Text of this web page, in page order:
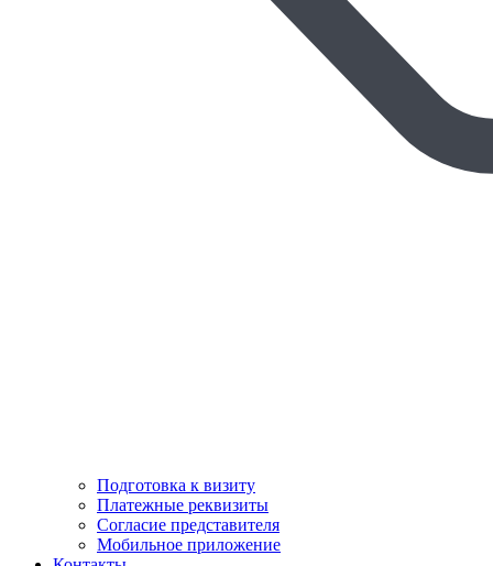
Подготовка к визиту
Платежные реквизиты
Согласие представителя
Мобильное приложение